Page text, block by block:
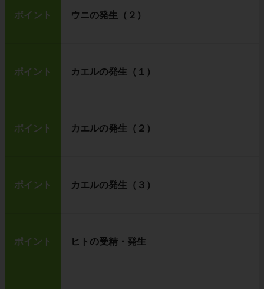
ポイント ウニの発生（２）
ポイント カエルの発生（１）
ポイント カエルの発生（２）
ポイント カエルの発生（３）
ポイント ヒトの受精・発生